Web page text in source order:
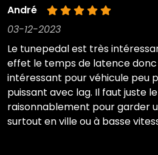
André
03-12-2023
Le tunepedal est très
effet le temps de latence
intéressant pour véhicule peu
puissant avec lag. Il faut juste
raisonnablement pour garder
surtout en ville ou à basse